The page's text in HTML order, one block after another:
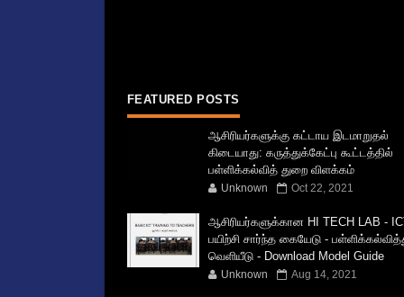
FEATURED POSTS
ஆசிரியர்களுக்கு கட்டாய இடமாறுதல்
கிடையாது: கருத்துக்கேட்பு கூட்டத்தில்
பள்ளிக்கல்வித் துறை விளக்கம்
Unknown Oct 22, 2021
ஆசிரியர்களுக்கான HI TECH LAB -
பயிற்சி சார்ந்த கையேடு -
வெளியீடு - Download Model Guide
Unknown Aug 14, 2021